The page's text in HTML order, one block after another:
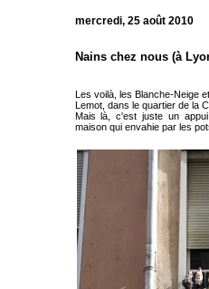
mercredi, 25 août 2010
Nains chez nous (à
Les voilà, les Blanche-Neige
Lemot, dans le quartier de la
Mais là, c'est juste un
maison qui envahie par les